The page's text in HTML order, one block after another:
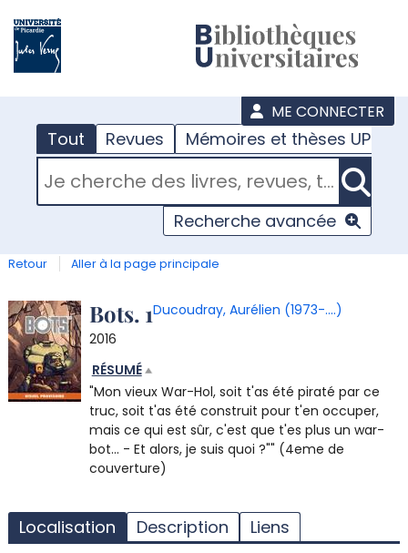
ME CONNECTER
Tout Revues Mémoires et thèses UPJV
RECHERCHER DANS "TOUT"
Recherche avancée
Retour Aller à la page principale
Détail
document
Bots. 1Ducoudray, Aurélien (1973-....)
2016
RÉSUMÉ
"Mon vieux War-Hol, soit t'as été piraté par ce
truc, soit t'as été construit pour t'en occuper,
mais ce qui est sûr, c'est que t'es plus un war-
bot... - Et alors, je suis quoi ?"" (4eme de
couverture)
Localisation Description Liens